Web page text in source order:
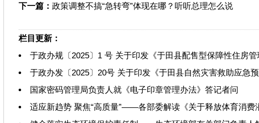
下一篇： 政策调整不搞“急转弯”体现在哪？听听总理怎么说
栏目更新：
于政办规〔2025〕1 号 关于印发《于田县配售型保障性住房
于政办发〔2025〕20号 关于印发《于田县自然灾害救助应急
国家密码管理局负责人就《电子印章管理办法》答记者问
适应新趋势 聚焦“高质量”——各部委解读《关于释放体育消费